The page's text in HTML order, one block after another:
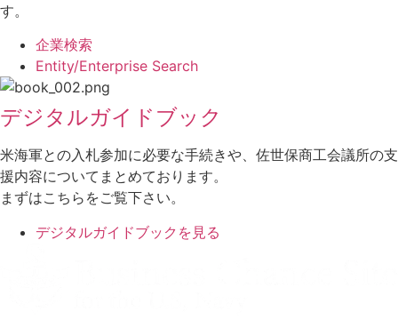
す。
企業検索
Entity/Enterprise Search
デジタルガイドブック
米海軍との入札参加に必要な手続きや、佐世保商工会議所の支
援内容についてまとめております。
まずはこちらをご覧下さい。
デジタルガイドブックを見る